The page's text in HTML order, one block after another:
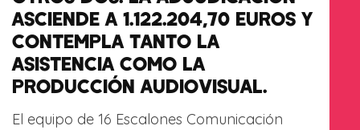
ASCIENDE A 1.122.204,70 EUROS Y
CONTEMPLA TANTO LA
ASISTENCIA COMO LA
PRODUCCIÓN AUDIOVISUAL.
El equipo de 16 Escalones Comunicación